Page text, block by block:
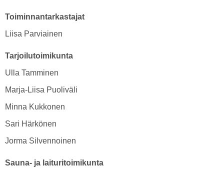
Toiminnantarkastajat
Liisa Parviainen
Tarjoilutoimikunta
Ulla Tamminen
Marja-Liisa Puoliväli
Minna Kukkonen
Sari Härkönen
Jorma Silvennoinen
Sauna- ja laituritoimikunta